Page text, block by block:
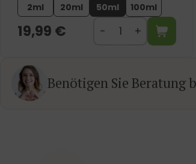
2ml 20ml 50ml 100ml
19,99 €
Benötigen Sie Beratung